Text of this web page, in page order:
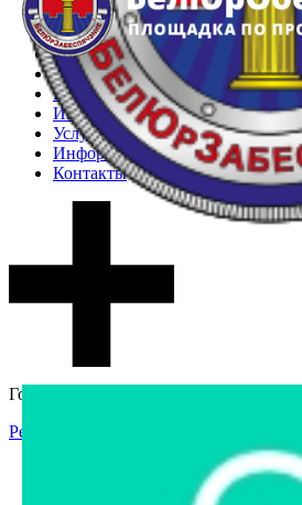
Реестр несостоявшихся торгов
Реестр переоценок
Частное имущество
Государственное имущество
Интернет-магазин
Интернет-витрина
Услуги
Информация
Контакты
Гостевой доступ
Регистрация